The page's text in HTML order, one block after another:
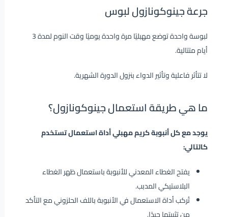
جرعة جينوكونازول لبوس
لبوسة واحدة توضع مهبليًا مرة واحدة يوميًا وقت النوم لمدة 3
أيام متتالية.
لا تتأثر فاعلية وتأثير الدواء بنزول الدورة الشهرية.
ما هي طريقة استعمال جينوكونازول؟
يوجد مع كل أنبوبة كريم مهبلي أداة استعمال تستخدم
كالتالي:
يفتح الغطاء المعدني للأنبوبة باستعمال ظهر الغطاء
البلاستيكي المدبب.
تُركب أداة الاستعمال في الأنبوبة باللف الحلزوني مع التأكد